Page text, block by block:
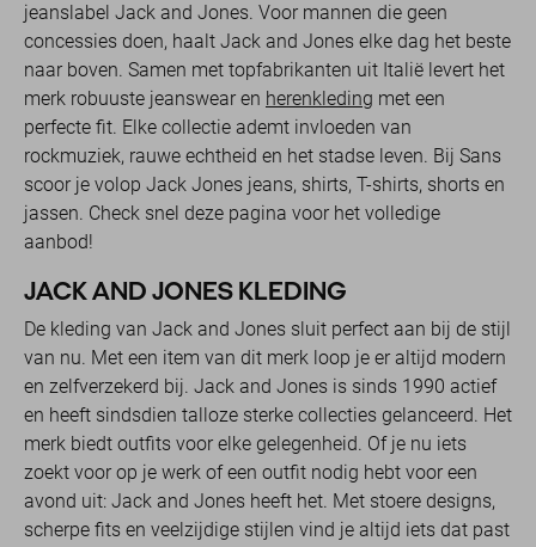
jeanslabel Jack and Jones. Voor mannen die geen
concessies doen, haalt Jack and Jones elke dag het beste
naar boven. Samen met topfabrikanten uit Italië levert het
merk robuuste jeanswear en herenkleding met een
perfecte fit. Elke collectie ademt invloeden van
rockmuziek, rauwe echtheid en het stadse leven. Bij Sans
scoor je volop Jack Jones jeans, shirts, T-shirts, shorts en
jassen. Check snel deze pagina voor het volledige
aanbod!
JACK AND JONES KLEDING
De kleding van Jack and Jones sluit perfect aan bij de stijl
van nu. Met een item van dit merk loop je er altijd modern
en zelfverzekerd bij. Jack and Jones is sinds 1990 actief
en heeft sindsdien talloze sterke collecties gelanceerd. Het
merk biedt outfits voor elke gelegenheid. Of je nu iets
zoekt voor op je werk of een outfit nodig hebt voor een
avond uit: Jack and Jones heeft het. Met stoere designs,
scherpe fits en veelzijdige stijlen vind je altijd iets dat past